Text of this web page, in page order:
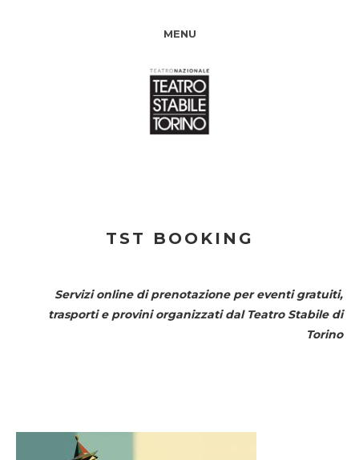
MENU
TST BOOKING
Servizi online di prenotazione per eventi gratuiti,
trasporti e provini organizzati dal Teatro Stabile di
Torino